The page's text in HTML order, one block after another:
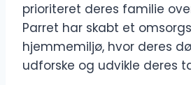
prioriteret deres familie
Parret har skabt et
hjemmemiljø, hvor deres
udforske og udvikle deres